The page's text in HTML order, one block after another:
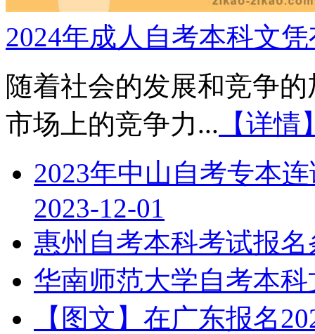
2024年成人自考本科文
随着社会的发展和竞争
市场上的竞争力... 【详情
2023年中山自考专本
2023-12-01
惠州自考本科考试报
华南师范大学自考本
【图文】在广东报名